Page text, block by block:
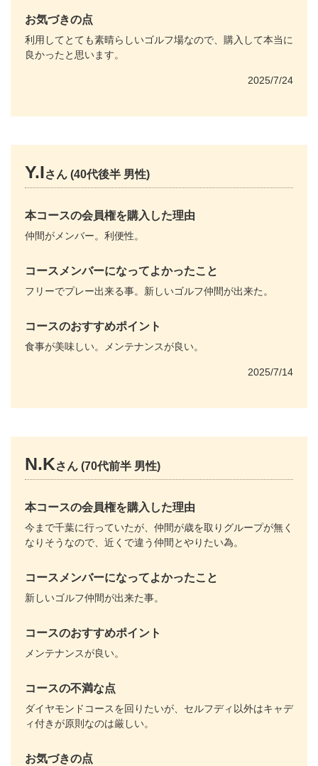
お気づきの点
利用してとても素晴らしいゴルフ場なので、購入して本当に
良かったと思います。
2025/7/24
Y.Iさん (40代後半 男性)
本コースの会員権を購入した理由
仲間がメンバー。利便性。
コースメンバーになってよかったこと
フリーでプレー出来る事。新しいゴルフ仲間が出来た。
コースのおすすめポイント
食事が美味しい。メンテナンスが良い。
2025/7/14
N.Kさん (70代前半 男性)
本コースの会員権を購入した理由
今まで千葉に行っていたが、仲間が歳を取りグループが無く
なりそうなので、近くで違う仲間とやりたい為。
コースメンバーになってよかったこと
新しいゴルフ仲間が出来た事。
コースのおすすめポイント
メンテナンスが良い。
コースの不満な点
ダイヤモンドコースを回りたいが、セルフディ以外はキャデ
ィ付きが原則なのは厳しい。
お気づきの点